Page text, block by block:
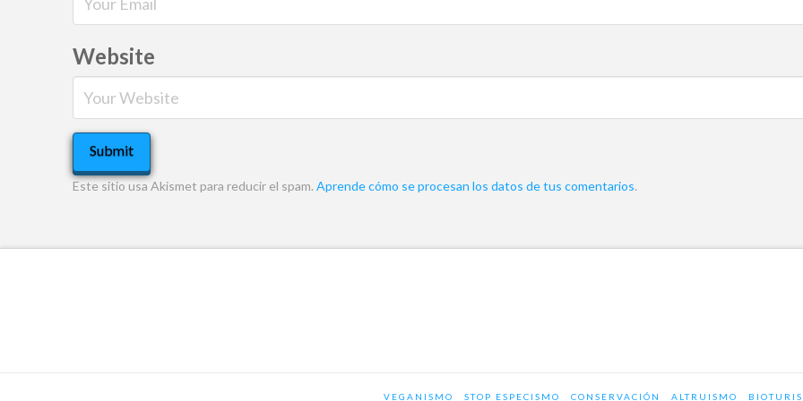
Website
Este sitio usa Akismet para reducir el spam. Aprende cómo se procesan los datos de tus comentarios.
VEGANISMO STOP ESPECISMO CONSERVACIÓN ALTRUISMO